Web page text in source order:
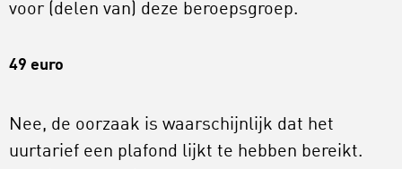
voor (delen van) deze beroepsgroep.
49 euro
Nee, de oorzaak is waarschijnlijk dat het
uurtarief een plafond lijkt te hebben bereikt.